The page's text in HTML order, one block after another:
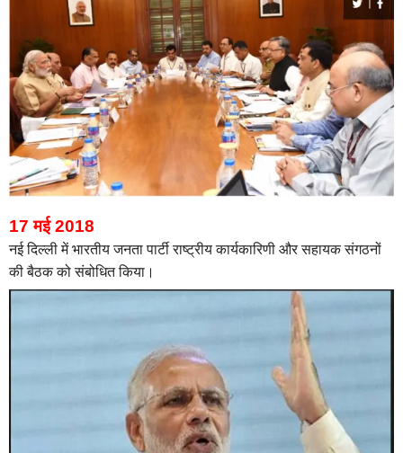
17 मई 2018
नई दिल्ली में भारतीय जनता पार्टी राष्ट्रीय कार्यकारिणी और सहायक संगठनों
की बैठक को संबोधित किया।